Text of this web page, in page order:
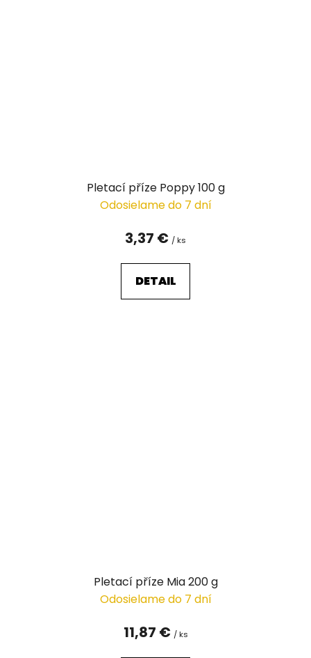
Pletací příze Poppy 100 g
Odosielame do 7 dní
3,37 € / ks
DETAIL
Pletací příze Mia 200 g
Odosielame do 7 dní
11,87 € / ks